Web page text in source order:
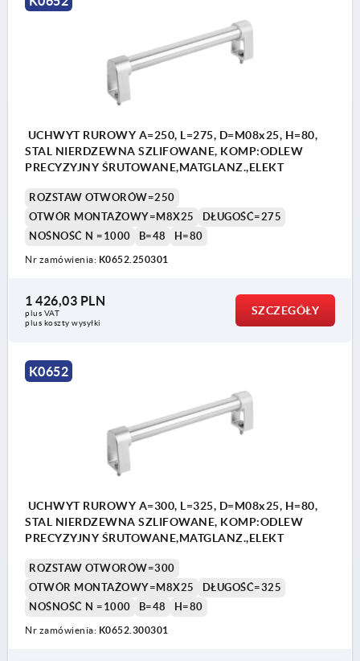
UCHWYT RUROWY A=250, L=275, D=M08x25, H=80,
STAL NIERDZEWNA SZLIFOWANE, KOMP:ODLEW
PRECYZYJNY ŚRUTOWANE,MATGLANZ.,ELEKT
ROZSTAW OTWORÓW=250
OTWÓR MONTAŻOWY=M8X25
DŁUGOŚĆ=275
NOŚNOŚĆ N =1000
B=48 H=80
Nr zamówienia: K0652.250301
1 426,03 PLN
plus VAT
plus koszty wysyłki
SZCZEGÓŁY
K0652
UCHWYT RUROWY A=300, L=325, D=M08x25, H=80,
STAL NIERDZEWNA SZLIFOWANE, KOMP:ODLEW
PRECYZYJNY ŚRUTOWANE,MATGLANZ.,ELEKT
ROZSTAW OTWORÓW=300
OTWÓR MONTAŻOWY=M8X25
DŁUGOŚĆ=325
NOŚNOŚĆ N =1000
B=48 H=80
Nr zamówienia: K0652.300301